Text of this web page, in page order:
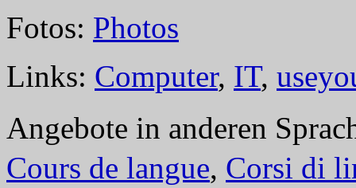
Fotos: Photos
Links: Computer, IT,
Angebote in anderen
Cours de langue, Corsi di